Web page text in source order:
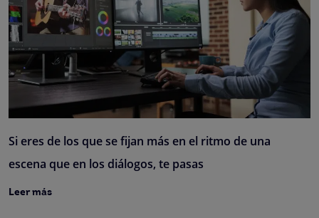
Si eres de los que se fijan más en el ritmo de una
escena que en los diálogos, te pasas
Leer más